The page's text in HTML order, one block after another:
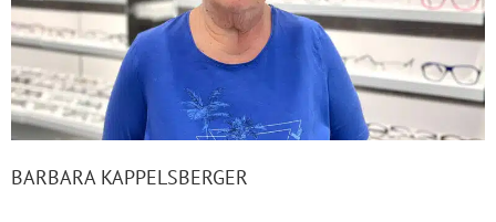
BARBARA KAPPELSBERGER